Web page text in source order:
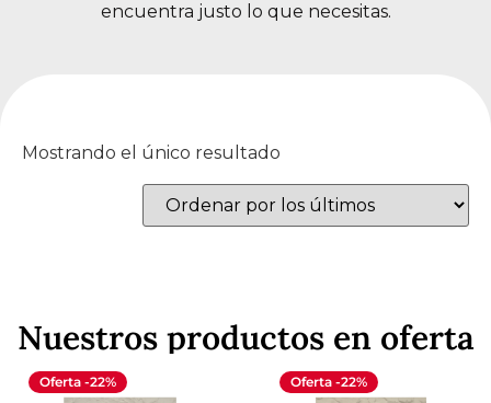
encuentra justo lo que necesitas.
Mostrando el único resultado
Nuestros productos en oferta
Oferta -22% Oferta -22%